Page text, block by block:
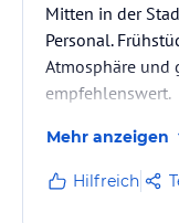
Mitten in der
Personal.
Atmosphäre und
empfehlenswert.
Mehr anzeigen
Hilfreich